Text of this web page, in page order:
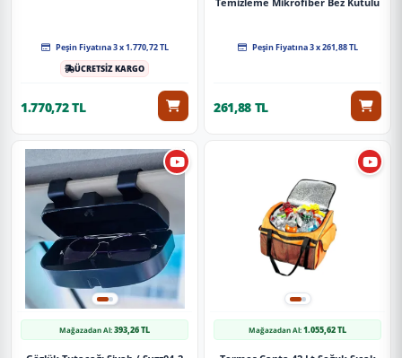
Peşin Fiyatına 3 x 1.770,72 TL
ÜCRETSİZ KARGO
1.770,72 TL
Temizleme Mikrofiber Bez Kutulu
Peşin Fiyatına 3 x 261,88 TL
261,88 TL
Mağazadan Al:393,26 TL Mağazadan Al:1.055,62 TL